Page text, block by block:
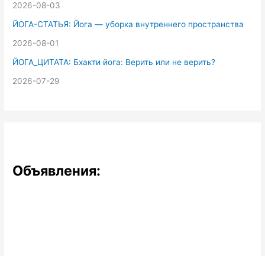
2026-08-03
ЙОГА-СТАТЬЯ: Йога — уборка внутреннего пространства
2026-08-01
ЙОГА_ЦИТАТА: Бхакти йога: Верить или не верить?
2026-07-29
Объявления: